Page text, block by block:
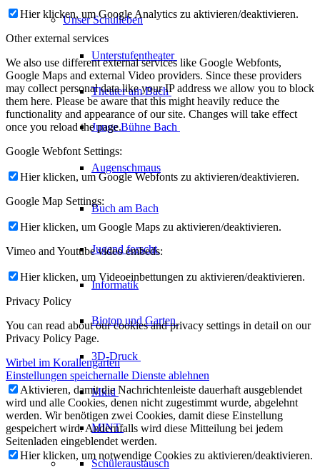
Unser Schulleben
Unterstufentheater
Theater amBach
Junge Bühne Bach
Augenschmaus
Buch am Bach
Jugend forscht
Informatik
Biotop und Garten
3D-Druck
Mkid
MINT
Schüleraustausch
Hier klicken, um Google Analytics zu aktivieren/deaktivieren.
Other external services
We also use different external services like Google Webfonts,
Google Maps and external Video providers. Since these providers
may collect personal data like your IP address we allow you to block
them here. Please be aware that this might heavily reduce the
functionality and appearance of our site. Changes will take effect
once you reload the page.
Google Webfont Settings:
Hier klicken, um Google Webfonts zu aktivieren/deaktivieren.
Google Map Settings:
Hier klicken, um Google Maps zu aktivieren/deaktivieren.
Vimeo and Youtube video embeds:
Hier klicken, um Videoeinbettungen zu aktivieren/deaktivieren.
Privacy Policy
You can read about our cookies and privacy settings in detail on our
Privacy Policy Page.
Wirbel im Korallengarten
Einstellungen speichernalle Dienste ablehnen
Aktivieren, damit die Nachrichtenleiste dauerhaft ausgeblendet
wird und alle Cookies, denen nicht zugestimmt wurde, abgelehnt
werden. Wir benötigen zwei Cookies, damit diese Einstellung
gespeichert wird. Andernfalls wird diese Mitteilung bei jedem
Seitenladen eingeblendet werden.
Hier klicken, um notwendige Cookies zu aktivieren/deaktivieren.